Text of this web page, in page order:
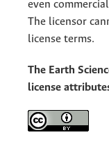
even
The licensor
license terms.
The Earth
license